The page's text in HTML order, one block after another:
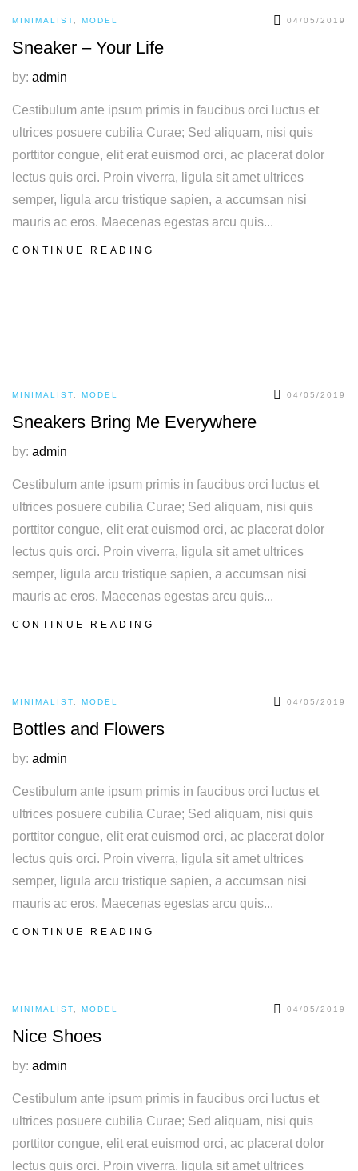
MINIMALIST MODEL 04/05/2019
Sneaker – Your Life
by: admin
Cestibulum ante ipsum primis in faucibus orci luctus et
ultrices posuere cubilia Curae; Sed aliquam, nisi quis
porttitor congue, elit erat euismod orci, ac placerat dolor
lectus quis orci. Proin viverra, ligula sit amet ultrices
semper, ligula arcu tristique sapien, a accumsan nisi
mauris ac eros. Maecenas egestas arcu quis...
CONTINUE READING
MINIMALIST MODEL 04/05/2019
Sneakers Bring Me Everywhere
by: admin
Cestibulum ante ipsum primis in faucibus orci luctus et
ultrices posuere cubilia Curae; Sed aliquam, nisi quis
porttitor congue, elit erat euismod orci, ac placerat dolor
lectus quis orci. Proin viverra, ligula sit amet ultrices
semper, ligula arcu tristique sapien, a accumsan nisi
mauris ac eros. Maecenas egestas arcu quis...
CONTINUE READING
MINIMALIST MODEL 04/05/2019
Bottles and Flowers
by: admin
Cestibulum ante ipsum primis in faucibus orci luctus et
ultrices posuere cubilia Curae; Sed aliquam, nisi quis
porttitor congue, elit erat euismod orci, ac placerat dolor
lectus quis orci. Proin viverra, ligula sit amet ultrices
semper, ligula arcu tristique sapien, a accumsan nisi
mauris ac eros. Maecenas egestas arcu quis...
CONTINUE READING
MINIMALIST MODEL 04/05/2019
Nice Shoes
by: admin
Cestibulum ante ipsum primis in faucibus orci luctus et
ultrices posuere cubilia Curae; Sed aliquam, nisi quis
porttitor congue, elit erat euismod orci, ac placerat dolor
lectus quis orci. Proin viverra, ligula sit amet ultrices